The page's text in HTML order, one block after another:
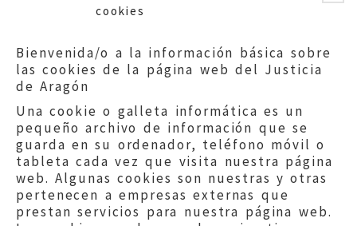
cookies
Bienvenida/o a la información básica sobre
las cookies de la página web del Justicia
de Aragón
Una cookie o galleta informática es un
pequeño archivo de información que se
guarda en su ordenador, teléfono móvil o
tableta cada vez que visita nuestra página
web. Algunas cookies son nuestras y otras
pertenecen a empresas externas que
prestan servicios para nuestra página web.